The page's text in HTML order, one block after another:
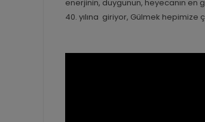
enerjinin, duygunun, heyecanın en
40. yılına giriyor, Gülmek hepimize